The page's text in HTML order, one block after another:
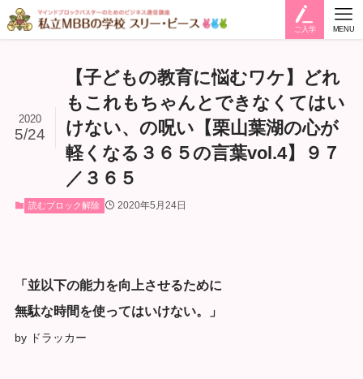
ご入学 MENU
【子どもの教育に悩むワケ】どれ
もこれもちゃんとできなくてはい
けない、の呪い【栗山葉湖の心が
軽くなる３６５の言葉vol.4】９７
／３６５
2020
5/24
読むブロック解除 2020年5月24日
「並以下の能力を向上させるために
無駄な時間を使ってはいけない。」
by ドラッカー